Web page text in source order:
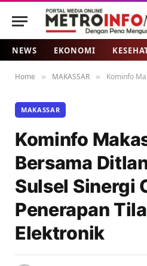
NEWS EKONOMI
Home » MAKASSAR » Kominfo Makassar
MAKASSAR
Kominfo
Bersama
Sulsel Sinergi
Penerapan
Elektronik